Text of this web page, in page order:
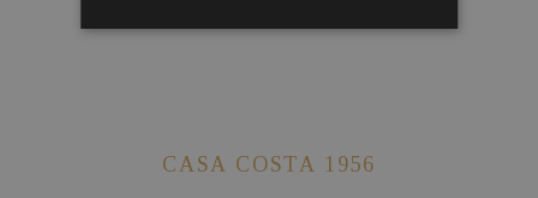
CASA COSTA 1956